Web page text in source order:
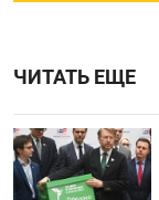
ЧИТАТЬ ЕЩЕ